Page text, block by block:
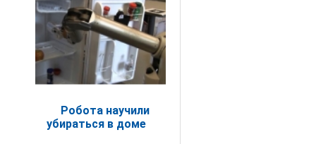
Робота научили
убираться в доме